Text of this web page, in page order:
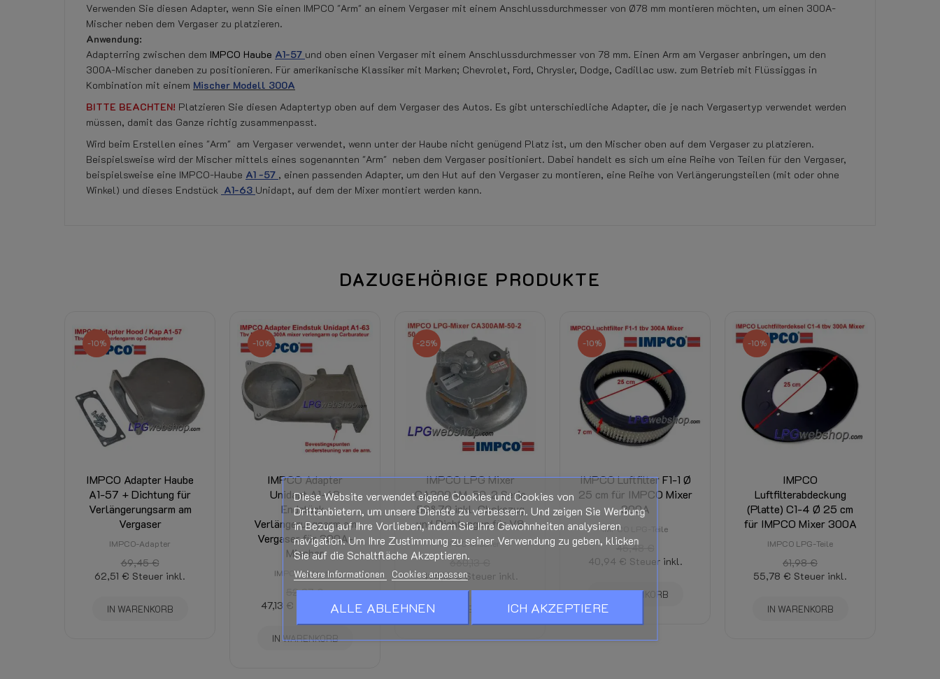
Verwenden Sie diesen Adapter, wenn Sie einen IMPCO "Arm" an einem Vergaser mit einem Anschlussdurchmesser von Ø78 mm montieren möchten, um einen 300A-
Mischer neben dem Vergaser zu platzieren.
Anwendung:
Adapterring zwischen dem IMPCO Haube A1-57 und oben einen Vergaser mit einem Anschlussdurchmesser von 78 mm. Einen Arm am Vergaser anbringen, um den
300A-Mischer daneben zu positionieren. Für amerikanische Klassiker mit Marken; Chevrolet, Ford, Chrysler, Dodge, Cadillac usw. zum Betrieb mit Flüssiggas in
Kombination mit einem Mischer Modell 300A
BITTE BEACHTEN! Platzieren Sie diesen Adaptertyp oben auf dem Vergaser des Autos. Es gibt unterschiedliche Adapter, die je nach Vergasertyp verwendet werden
müssen, damit das Ganze richtig zusammenpasst.
Wird beim Erstellen eines "Arm" am Vergaser verwendet, wenn unter der Haube nicht genügend Platz ist, um den Mischer oben auf dem Vergaser zu platzieren.
Beispielsweise wird der Mischer mittels eines sogenannten "Arm" neben dem Vergaser positioniert. Dabei handelt es sich um eine Reihe von Teilen für den Vergaser,
beispielsweise eine IMPCO-Haube A1 -57 , einen passenden Adapter, um den Hut auf den Vergaser zu montieren, eine Reihe von Verlängerungsteilen (mit oder ohne
Winkel) und dieses Endstück A1-63 Unidapt, auf dem der Mixer montiert werden kann.
Rücktrittsrecht: Beim Öffnen der Klarsichtverpackung erlischt das Rückgaberecht.
Downloads:
Handbücher und Dokumentation – Siehe die Registerkarte „Anhänge“ auf dieser
Seite.
Dazugehörige Produkte: Siehe unten auf dieser Seite
Portokosten:
Wird im Checkout berechnet und ist dort sichtbar. (Abhängig von Gesamtgewich
t, Zielort und Rabatten.)
DAZUGEHÖRIGE PRODUKTE
-10%
IMPCO Adapter Haube
A1-57 + Dichtung für
Verlängerungsarm am
Vergaser
IMPCO-Adapter
69,45 €
62,51 € Steuer inkl.
IN WARENKORB
-10%
IMPCO Adapter
Unidapt A1-63
Endstück-
Verlängerungsarm am
Vergaser für 300A-
Mischer
IMPCO-Adapter
52,37 €
47,13 €
Steuer inkl.
IN WARENKORB
-25%
IMPCO LPG Mixer
CA300AM-50-2 Serie
50&70 inkl. Chokezug
und Dichtungen für V8
IMPCO-Mischer
660,13 €
495,10 € Steuer inkl.
-10%
IMPCO Luftfilter F1-1 Ø
25 cm für IMPCO Mixer
300A
IMPCO LPG-Teile
45,48 €
40,94 € Steuer inkl.
IN WARENKORB
-10%
IMPCO
Luftfilterabdeckung
(Platte) C1-4 Ø 25 cm
für IMPCO Mixer 300A
IMPCO LPG-Teile
61,98 €
55,78 € Steuer inkl.
IN WARENKORB
Diese Website verwendet eigene Cookies und Cookies von
Drittanbietern, um unsere Dienste zu verbessern. Und zeigen Sie Werbung
in Bezug auf Ihre Vorlieben, indem Sie Ihre Gewohnheiten analysieren
navigation. Um Ihre Zustimmung zu seiner Verwendung zu geben, klicken
Sie auf die Schaltfläche Akzeptieren.
Weitere Informationen Cookies anpassen
ALLE ABLEHNEN ICH AKZEPTIERE